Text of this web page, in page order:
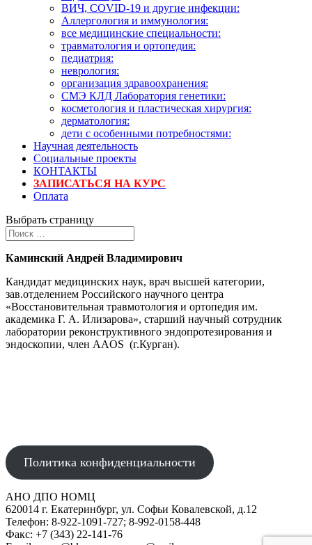
ВИЧ, COVID-19 и другие инфекции:
Аллергология и иммунология:
все медицинские специальности:
травматология и ортопедия:
педиатрия:
неврология:
организация здравоохранения:
СМЭ КЛД Лаборатория генетики:
косметология и пластическая хирургия:
дерматология:
дети с особенными потребностями:
Научная деятельность
Социальные проекты
КОНТАКТЫ
ЗАПИСАТЬСЯ НА КУРС
Оплата
Выбрать страницу
Каминский Андрей Владимирович
Кандидат медицинских наук, врач высшей категории,
зав.отделением Российского научного центра
«Восстановительная травмотология и ортопедия им.
академика Г. А. Илизарова», старший научный сотрудник
лаборатории реконструктивного эндопротезирования и
эндоскопии, член AAOS (г.Курган).
Политика конфиденциальности
АНО ДПО НОМЦ
620014 г. Екатеринбург, ул. Софьи Ковалевской, д.12
Телефон: 8-922-1091-727; 8-992-0158-448
Факс: +7 (343) 22-141-76